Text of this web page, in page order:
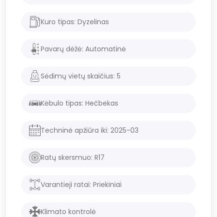
Kuro tipas: Dyzelinas
Pavarų dėžė: Automatinė
Sėdimų vietų skaičius: 5
Kėbulo tipas: Hečbekas
Techninė apžiūra iki: 2025-03
Ratų skersmuo: R17
Varantieji ratai: Priekiniai
Klimato kontrolė